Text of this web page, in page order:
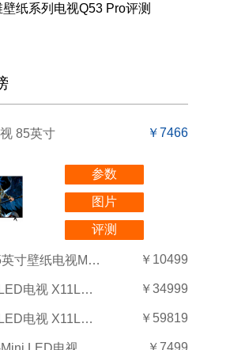
纸系列电视Q53 Pro评测
85英寸 ￥7466
参数
图片
评测
创维A7F Pro 85英寸壁纸电视Mini LED ￥10499
TCL SQD-Mini LED电视 X11L（85英寸） ￥34999
TCL SQD-Mini LED电视 X11L（98英寸） ￥59819
￥7499